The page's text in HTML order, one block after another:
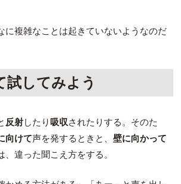
に複雑なことは起きていないようなのだ
試してみよう
反射したり 吸収されたりする。そのた
向けて声を発するときと、 壁に向かって
違った聞こえ方をする。